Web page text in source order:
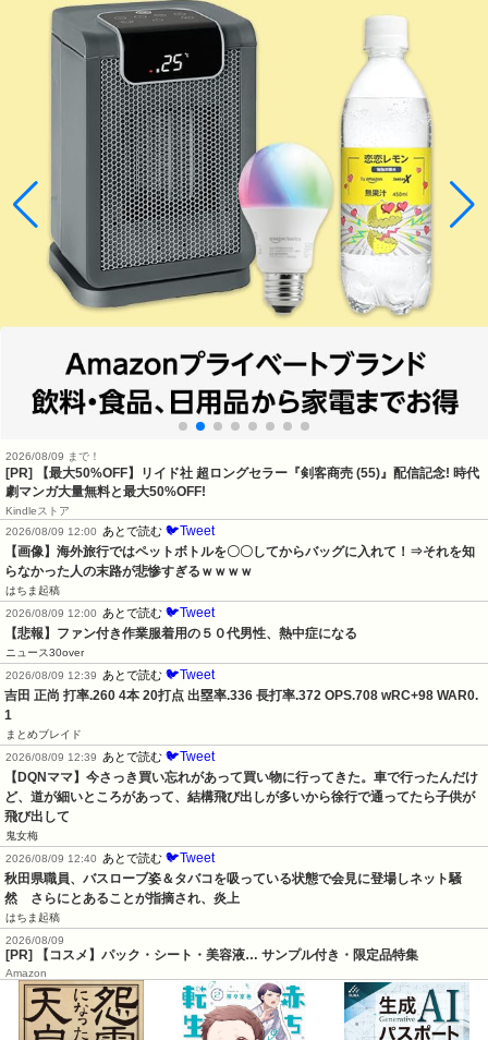
2026/08/09 まで！
[PR] 【最大50%OFF】リイド社 超ロングセラー『剣客商売 (55)』配信記念! 時代
劇マンガ大量無料と最大50%OFF!
Kindleストア
2026/08/09 12:00
あとで読む 🐦Tweet
【画像】海外旅行ではペットボトルを〇〇してからバッグに入れて！⇒それを知
らなかった人の末路が悲惨すぎるｗｗｗｗ
はちま起稿
2026/08/09 12:00
あとで読む 🐦Tweet
【悲報】ファン付き作業服着用の５０代男性、熱中症になる
ニュース30over
2026/08/09 12:39
あとで読む 🐦Tweet
吉田 正尚 打率.260 4本 20打点 出塁率.336 長打率.372 OPS.708 wRC+98 WAR0.
1
まとめブレイド
2026/08/09 12:39
あとで読む 🐦Tweet
【DQNママ】今さっき買い忘れがあって買い物に行ってきた。車で行ったんだけ
ど、道が細いところがあって、結構飛び出しが多いから徐行で通ってたら子供が
飛び出して
鬼女梅
2026/08/09 12:40
あとで読む 🐦Tweet
秋田県職員、バスローブ姿＆タバコを吸っている状態で会見に登場しネット騒
然　さらにとあることが指摘され、炎上
はちま起稿
2026/08/09
[PR] 【コスメ】パック・シート・美容液… サンプル付き・限定品特集
Amazon